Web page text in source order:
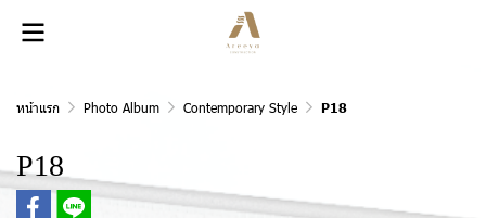
หน้าแรก Photo Album Contemporary Style P18
P18